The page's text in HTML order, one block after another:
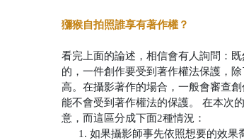
獼猴自拍照誰享有著作權？
看完上面的論述，相信會有人詢問：
的，一件創作要受到著作權法保護，
高。在攝影著作的場合，一般會審查
能不會受到著作權法的保護。
在本次
意，而這區分成下面2種情況：
如果攝影師事先依照想要的效果